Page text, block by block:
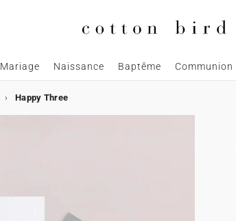
Mariage Naissance Baptême Communion
Happy Three